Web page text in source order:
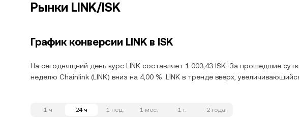
Рынки LINK/ISK
График конверсии LINK в ISK
На сегоднящний день курс LINK составляет 1 003,43 ISK. За прошедшие
неделю Chainlink (LINK) вниз на 4,00 %. LINK в тренде вверх,
1 ч 24 ч 1 нед. 1 мес. 1 г. 2 года